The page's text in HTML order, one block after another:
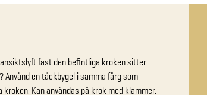
fast den befintliga kroken sitter
en täckbygel i samma färg som
Kan användas på krok med klammer.